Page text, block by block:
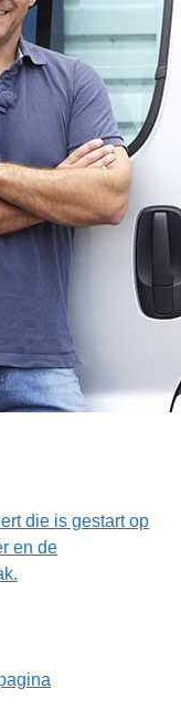
die is gestart op
en de